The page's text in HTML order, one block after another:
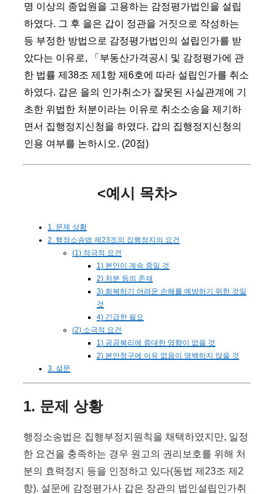
명 이상의 종업원을 고용하는 감정평가법인을 설립
하였다. 그 후 을은 갑이 정관을 거짓으로 작성하는
등 부정한 방법으로 감정평가법인의 설립인가를 받
았다는 이유로, 「부동산가격공시 및 감정평가에 관
한 법률 제38조 제1항 제6호에 따라 설립인가를 취소
하였다. 갑은 을의 인가취소가 잘못된 사실관계에 기
초한 위법한 처분이라는 이유로 취소소송을 제기하
면서 집행정지신청을 하였다. 갑의 집행정지신청의
인용 여부를 논하시오. (20점)
<예시 목차>
1. 문제 상황
2. 행정소송법 제23조의 집행정지의 요건
(1) 적극적 요건
1) 본안이 계속 중일 것
2) 처분 등의 존재
3) 회복하기 어려운 손해를 예방하기 위한 것일
것
4) 긴급한 필요
(2) 소극적 요건
1) 공공복리에 중대한 영향이 없을 것
2) 본안청구에 이유 없음이 명백하지 않을 것
3. 설문
1. 문제 상황
행정소송법은 집행부정지원칙을 채택하였지만, 일정
한 요건을 충족하는 경우 원고의 권리보호를 위해 처
분의 효력정지 등을 인정하고 있다(동법 제23조 제2
항). 설문에 감정평가사 갑은 장관의 법인설립인가취